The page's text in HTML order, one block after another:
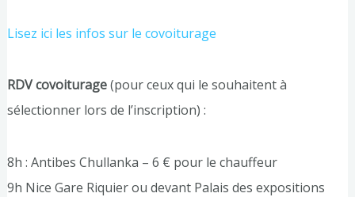
Lisez ici les infos sur le covoiturage
RDV covoiturage(pour ceux qui le souhaitent à
sélectionner lors de l’inscription) :
8h : Antibes Chullanka – 6 € pour le chauffeur
9h Nice Gare Riquier ou devant Palais des expositions